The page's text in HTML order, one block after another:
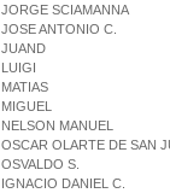
JORGE SCIAMANNA
JOSE ANTONIO C.
JUAND
LUIGI
MATIAS
MIGUEL
NELSON MANUEL
OSCAR OLARTE DE SAN
OSVALDO S.
IGNACIO DANIEL C.